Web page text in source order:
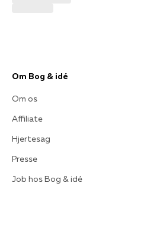
Om Bog & idé
Om os
Affiliate
Hjertesag
Presse
Job hos Bog & idé